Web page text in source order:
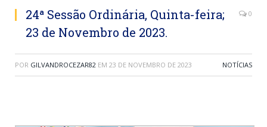
24ª Sessão Ordinária, Quinta-feira;
23 de Novembro de 2023.
0
POR GILVANDROCEZAR82 EM 23 DE NOVEMBRO DE 2023 NOTÍCIAS